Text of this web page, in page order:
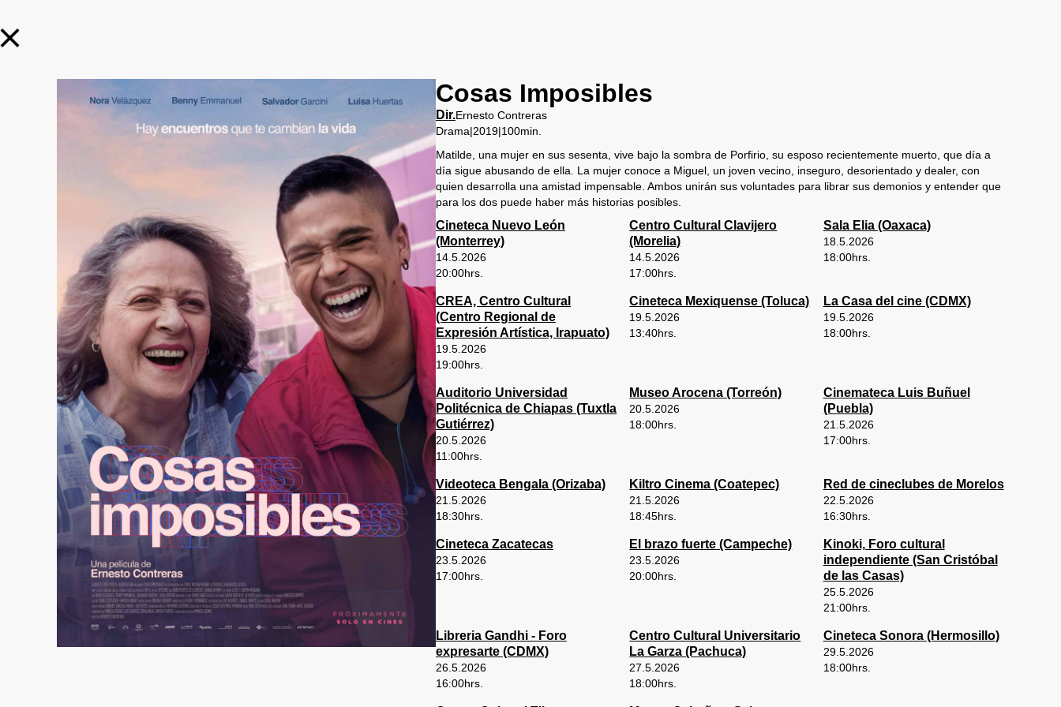
Cosas Imposibles
Dir.Ernesto Contreras
Drama|2019|100min.
Matilde, una mujer en sus sesenta, vive bajo la sombra de Porfirio, su esposo recientemente muerto, que día a
día sigue abusando de ella. La mujer conoce a Miguel, un joven vecino, inseguro, desorientado y dealer, con
quien desarrolla una amistad impensable. Ambos unirán sus voluntades para librar sus demonios y entender que
para los dos puede haber más historias posibles.
Cineteca Nuevo León
(Monterrey)
14.5.2026
20:00hrs.
Centro Cultural Clavijero
(Morelia)
14.5.2026
17:00hrs.
Sala Elia (Oaxaca)
18.5.2026
18:00hrs.
CREA, Centro Cultural
(Centro Regional de
Expresión Artística, Irapuato)
19.5.2026
19:00hrs.
Cineteca Mexiquense (Toluca)
19.5.2026
13:40hrs.
La Casa del cine (CDMX)
19.5.2026
18:00hrs.
Auditorio Universidad
Politécnica de Chiapas (Tuxtla
Gutiérrez)
20.5.2026
11:00hrs.
Museo Arocena (Torreón)
20.5.2026
18:00hrs.
Cinemateca Luis Buñuel
(Puebla)
21.5.2026
17:00hrs.
Videoteca Bengala (Orizaba)
21.5.2026
18:30hrs.
Kiltro Cinema (Coatepec)
21.5.2026
18:45hrs.
Red de cineclubes de Morelos
22.5.2026
16:30hrs.
Cineteca Zacatecas
23.5.2026
17:00hrs.
El brazo fuerte (Campeche)
23.5.2026
20:00hrs.
Kinoki, Foro cultural
independiente (San Cristóbal
de las Casas)
25.5.2026
21:00hrs.
Libreria Gandhi - Foro
expresarte (CDMX)
26.5.2026
16:00hrs.
Centro Cultural Universitario
La Garza (Pachuca)
27.5.2026
18:00hrs.
Cineteca Sonora (Hermosillo)
29.5.2026
18:00hrs.